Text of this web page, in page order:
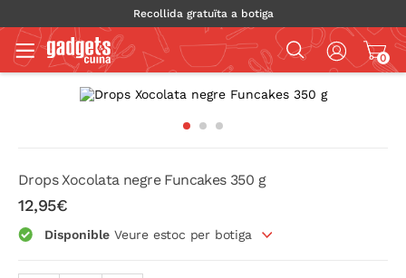
Recollida gratuïta a botiga
0
Drops Xocolata negre Funcakes 350 g
12,95€
Disponible Veure estoc per botiga